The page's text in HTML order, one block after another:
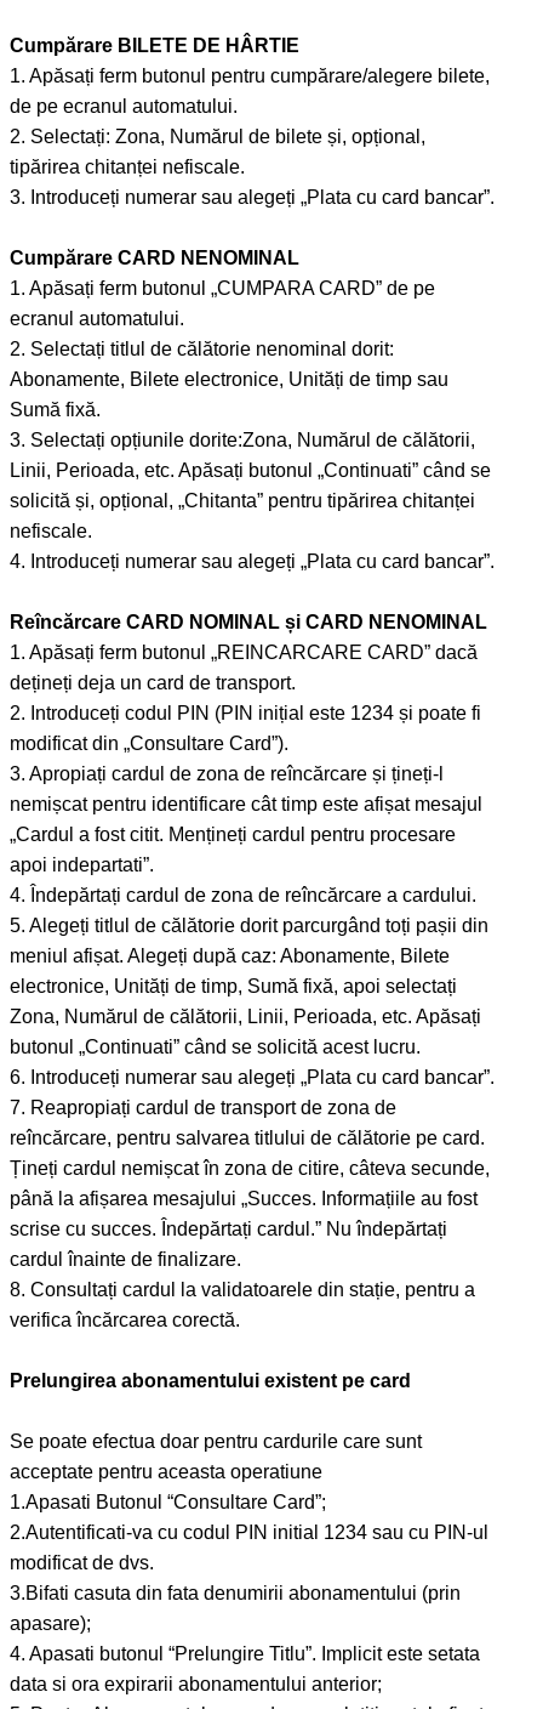
Cumpărare BILETE DE HÂRTIE
1. Apăsați ferm butonul pentru cumpărare/alegere bilete,
de pe ecranul automatului.
2. Selectați: Zona, Numărul de bilete și, opțional,
tipărirea chitanței nefiscale.
3. Introduceți numerar sau alegeți „Plata cu card bancar”.
Cumpărare CARD NENOMINAL
1. Apăsați ferm butonul „CUMPARA CARD” de pe
ecranul automatului.
2. Selectați titlul de călătorie nenominal dorit:
Abonamente, Bilete electronice, Unități de timp sau
Sumă fixă.
3. Selectați opțiunile dorite:Zona, Numărul de călătorii,
Linii, Perioada, etc. Apăsați butonul „Continuati” când se
solicită și, opțional, „Chitanta” pentru tipărirea chitanței
nefiscale.
4. Introduceți numerar sau alegeți „Plata cu card bancar”.
Reîncărcare CARD NOMINAL și CARD NENOMINAL
1. Apăsați ferm butonul „REINCARCARE CARD” dacă
dețineți deja un card de transport.
2. Introduceți codul PIN (PIN inițial este 1234 și poate fi
modificat din „Consultare Card”).
3. Apropiați cardul de zona de reîncărcare și țineți-l
nemișcat pentru identificare cât timp este afișat mesajul
„Cardul a fost citit. Mențineți cardul pentru procesare
apoi indepartati”.
4. Îndepărtați cardul de zona de reîncărcare a cardului.
5. Alegeți titlul de călătorie dorit parcurgând toți pașii din
meniul afișat. Alegeți după caz: Abonamente, Bilete
electronice, Unități de timp, Sumă fixă, apoi selectați
Zona, Numărul de călătorii, Linii, Perioada, etc. Apăsați
butonul „Continuati” când se solicită acest lucru.
6. Introduceți numerar sau alegeți „Plata cu card bancar”.
7. Reapropiați cardul de transport de zona de
reîncărcare, pentru salvarea titlului de călătorie pe card.
Țineți cardul nemișcat în zona de citire, câteva secunde,
până la afișarea mesajului „Succes. Informațiile au fost
scrise cu succes. Îndepărtați cardul.” Nu îndepărtați
cardul înainte de finalizare.
8. Consultați cardul la validatoarele din stație, pentru a
verifica încărcarea corectă.
Prelungirea abonamentului existent pe card
Se poate efectua doar pentru cardurile care sunt
acceptate pentru aceasta operatiune
1.Apasati Butonul “Consultare Card”;
2.Autentificati-va cu codul PIN initial 1234 sau cu PIN-ul
modificat de dvs.
3.Bifati casuta din fata denumirii abonamentului (prin
apasare);
4. Apasati butonul “Prelungire Titlu”. Implicit este setata
data si ora expirarii abonamentului anterior;